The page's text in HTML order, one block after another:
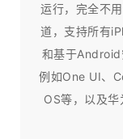
运行，完全不
道，支持所有
和基于Android
例如One UI、
OS等，以及